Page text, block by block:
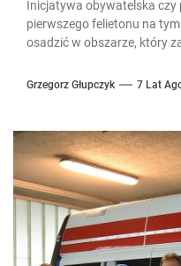
Inicjatywa obywatelska czy
pierwszego felietonu na
osadzić w obszarze, który
Grzegorz Głupczyk 7 Lat